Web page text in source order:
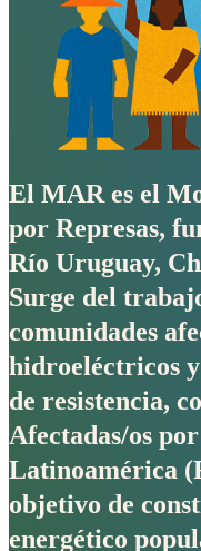
El MAR es el
por Represas,
Río Uruguay,
Surge del
comunidades
hidroeléctricos
de resistencia,
Afectadas/os
Latinoamérica
objetivo de
energético